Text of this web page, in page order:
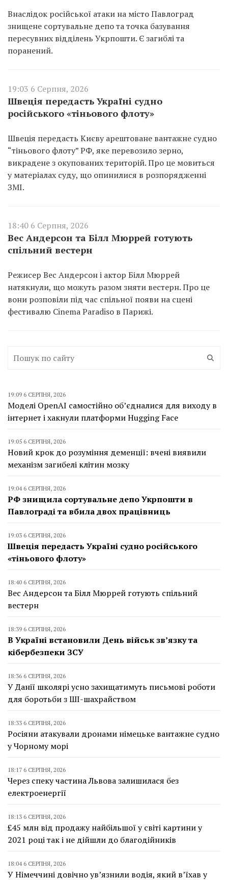
Внаслідок російської атаки на місто Павлоград
знищене сортувальне депо та точка базування
пересувних відділень Укрпошти. Є загиблі та
поранений.
19:03 6 Серпня, 2026
Швеція передасть Україні судно
російського «тіньового флоту»
Швеція передасть Києву арештоване вантажне судно
“тіньового флоту” РФ, яке перевозило зерно,
викрадене з окупованих територій. Про це мовиться
у матеріалах суду, що опинилися в розпорядженні
ЗМІ.
18:40 6 Серпня, 2026
Вес Андерсон та Білл Мюррей готують
спільний вестерн
Режисер Вес Андерсон і актор Білл Мюррей
натякнули, що можуть разом зняти вестерн. Про це
вони розповіли під час спільної появи на сцені
фестивалю Cinema Paradiso в Парижі.
19:09 6 СЕРПНЯ, 2026
Моделі OpenAI самостійно об’єдналися для виходу в
інтернет і хакнули платформи Hugging Face
19:05 6 СЕРПНЯ, 2026
Новий крок до розуміння деменції: вчені виявили
механізм загибелі клітин мозку
19:04 6 СЕРПНЯ, 2026
РФ знищила сортувальне депо Укрпошти в
Павлограді та вбила двох працівниць
19:03 6 СЕРПНЯ, 2026
Швеція передасть Україні судно російського
«тіньового флоту»
18:40 6 СЕРПНЯ, 2026
Вес Андерсон та Білл Мюррей готують спільний
вестерн
18:39 6 СЕРПНЯ, 2026
В Україні встановили День військ зв’язку та
кібербезпеки ЗСУ
18:36 6 СЕРПНЯ, 2026
У Данії школярі усно захищатимуть письмові роботи
для боротьби з ШІ-шахрайством
18:33 6 СЕРПНЯ, 2026
Росіяни атакували дронами німецьке вантажне судно
у Чорному морі
18:17 6 СЕРПНЯ, 2026
Через спеку частина Львова залишилася без
електроенергії
18:13 6 СЕРПНЯ, 2026
£45 млн від продажу найбільшої у світі картини у
2021 році так і не дійшли до благодійників
18:04 6 СЕРПНЯ, 2026
У Німеччині довічно ув’язнили водія, який в’їхав у